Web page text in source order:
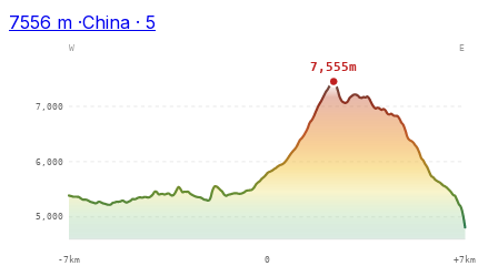
7556 m ·China · 5